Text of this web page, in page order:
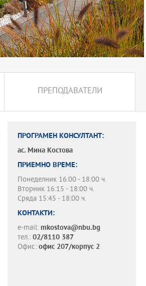
ПРЕПОДАВАТЕЛИ
ПРОГРАМЕН КОНСУЛТАНТ:
ас. Мина Костова
ПРИЕМНО ВРЕМЕ:
Понеделник 16:00 - 18:00 ч.
Вторник 16:15 - 18:00 ч.
Сряда 15:45 - 18:00 ч.
КОНТАКТИ:
e-mail: mkostova@nbu.bg
тел.: 02/8110 387
Офис: офис 207/корпус 2